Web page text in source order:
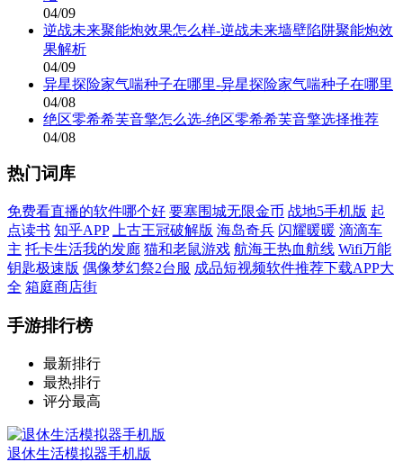
04/09
逆战未来聚能炮效果怎么样-逆战未来墙壁陷阱聚能炮效
果解析
04/09
异星探险家气喘种子在哪里-异星探险家气喘种子在哪里
04/08
绝区零希希芙音擎怎么选-绝区零希希芙音擎选择推荐
04/08
热门词库
免费看直播的软件哪个好 要塞围城无限金币 战地5手机版 起
点读书 知乎APP 上古王冠破解版 海岛奇兵 闪耀暖暖 滴滴车
主 托卡生活我的发廊 猫和老鼠游戏 航海王热血航线 Wifi万能
钥匙极速版 偶像梦幻祭2台服 成品短视频软件推荐下载APP大
全 箱庭商店街
手游排行榜
最新排行
最热排行
评分最高
退休生活模拟器手机版